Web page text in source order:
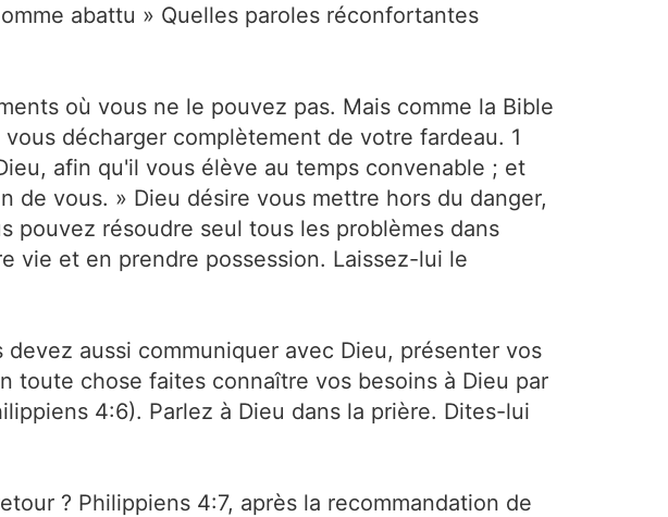
abattu » Quelles paroles réconfortantes
où vous ne le pouvez pas. Mais comme la Bible
décharger complètement de votre fardeau. 1
afin qu'il vous élève au temps convenable ; et
vous. » Dieu désire vous mettre hors du danger,
pouvez résoudre seul tous les problèmes dans
vie et en prendre possession. Laissez-lui le
aussi communiquer avec Dieu, présenter vos
toute chose faites connaître vos besoins à Dieu par
4:6). Parlez à Dieu dans la prière. Dites-lui
? Philippiens 4:7, après la recommandation de